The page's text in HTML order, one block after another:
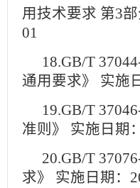
用技术要求 第3
01
18.GB/T
通用要求》 实施
19.GB/T
准则》 实施日期
20.GB/T
求》 实施日期：